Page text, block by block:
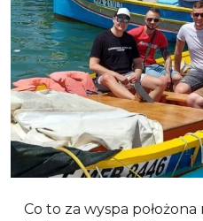
Co to za wyspa